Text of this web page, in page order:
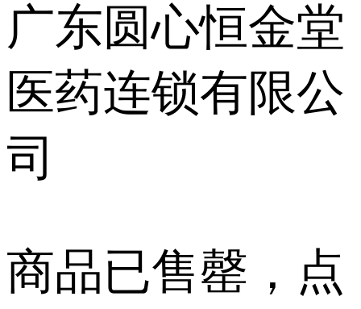
广东圆心恒金堂
医药连锁有限公
司
商品已售罄，点